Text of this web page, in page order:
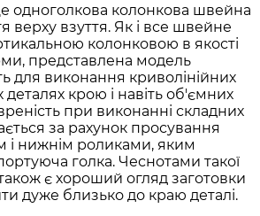
одноголкова колонкова швейна
верху взуття. Як і все швейне
колонковою в якості
представлена ​​модель
для виконання криволінійних
деталях крою і навіть об'ємних
при виконанні складних
за рахунок просування
і нижнім роликами, яким
голка. Чеснотами такої
також є хороший огляд заготовки
дуже близько до краю деталі.